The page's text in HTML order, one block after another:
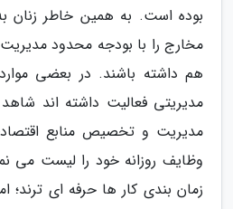
بوده است. به همین خاطر زنان
مخارج را با بودجه محدود
هم داشته باشند. در بعضی
مدیریتی فعالیت داشته اند
مدیریت و تخصیص منابع
وظایف روزانه خود را لیست می
زمان بندی کار ها حرفه ای ترند؛